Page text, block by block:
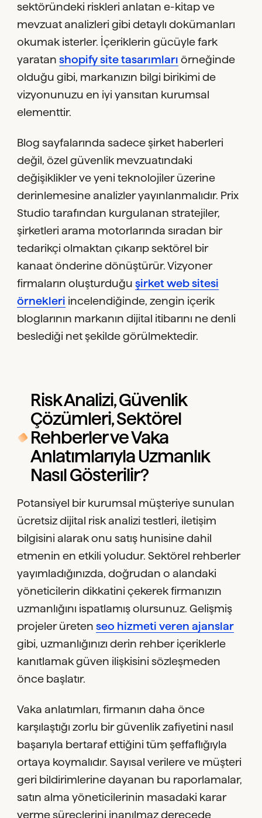
sektöründeki riskleri anlatan e-kitap ve
mevzuat analizleri gibi detaylı dokümanları
okumak isterler. İçeriklerin gücüyle fark
yaratanshopify site tasarımları örneğinde
olduğu gibi, markanızın bilgi birikimi de
vizyonunuzu en iyi yansıtan kurumsal
elementtir.
Blog sayfalarında sadece şirket haberleri
değil, özel güvenlik mevzuatındaki
değişiklikler ve yeni teknolojiler üzerine
derinlemesine analizler yayınlanmalıdır. Prix
Studio tarafından kurgulanan stratejiler,
şirketleri arama motorlarında sıradan bir
tedarikçi olmaktan çıkarıp sektörel bir
kanaat önderine dönüştürür. Vizyoner
firmaların oluşturduğuşirket web sitesi
örnekleri incelendiğinde, zengin içerik
bloglarının markanın dijital itibarını ne denli
beslediği net şekilde görülmektedir.
Risk Analizi, Güvenlik
Çözümleri, Sektörel
Rehberler ve Vaka
Anlatımlarıyla Uzmanlık
Nasıl Gösterilir?
Potansiyel bir kurumsal müşteriye sunulan
ücretsiz dijital risk analizi testleri, iletişim
bilgisini alarak onu satış hunisine dahil
etmenin en etkili yoludur. Sektörel rehberler
yayımladığınızda, doğrudan o alandaki
yöneticilerin dikkatini çekerek firmanızın
uzmanlığını ispatlamış olursunuz. Gelişmiş
projeler üretenseo hizmeti veren ajanslar
gibi, uzmanlığınızı derin rehber içeriklerle
kanıtlamak güven ilişkisini sözleşmeden
önce başlatır.
Vaka anlatımları, firmanın daha önce
karşılaştığı zorlu bir güvenlik zafiyetini nasıl
başarıyla bertaraf ettiğini tüm şeffaflığıyla
ortaya koymalıdır. Sayısal verilere ve müşteri
geri bildirimlerine dayanan bu raporlamalar,
satın alma yöneticilerinin masadaki karar
verme süreçlerini inanılmaz derecede